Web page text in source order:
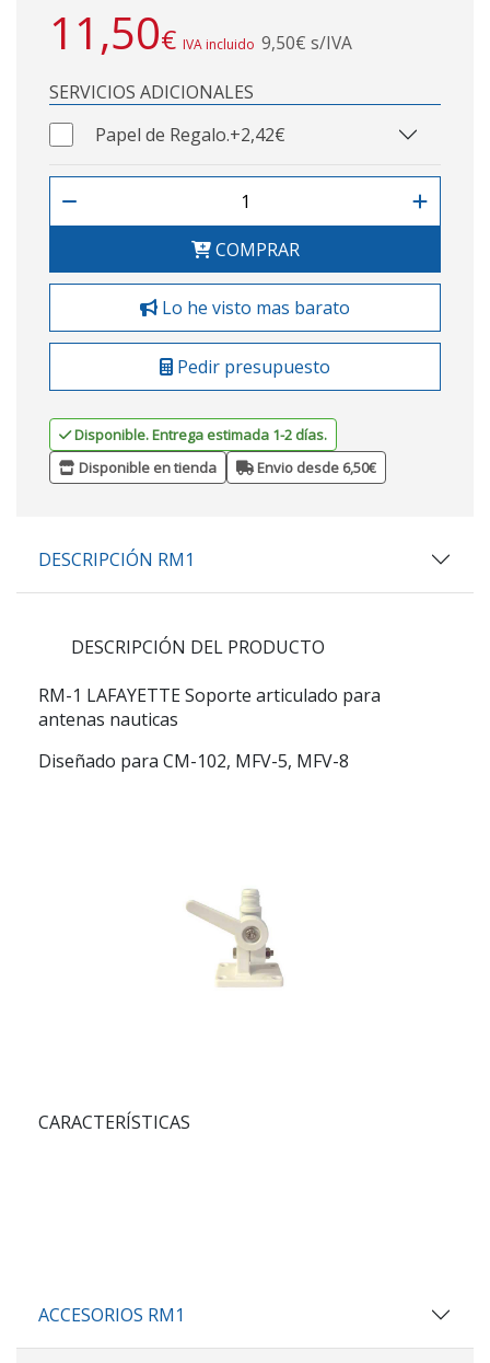
11,50€ IVA incluido 9,50€ s/IVA
SERVICIOS ADICIONALES
Papel de Regalo.+2,42€
COMPRAR
Lo he visto mas barato
Pedir presupuesto
Disponible. Entrega estimada 1-2 días.
Disponible en tienda
Envio desde 6,50€
DESCRIPCIÓN RM1
DESCRIPCIÓN DEL PRODUCTO
RM-1 LAFAYETTE Soporte articulado para
antenas nauticas
Diseñado para CM-102, MFV-5, MFV-8
CARACTERÍSTICAS
ACCESORIOS RM1